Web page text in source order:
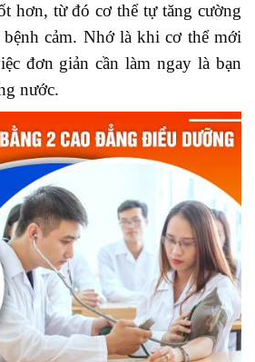
hơn, từ đó cơ thể tự tăng cường
cảm. Nhớ là khi cơ thể mới
đơn giản cần làm ngay là bạn
nước.